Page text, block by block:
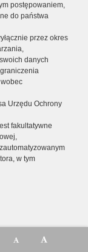
postępowaniem,
do państwa
przez okres
danych
Urzędu Ochrony
fakultatywne
w tym